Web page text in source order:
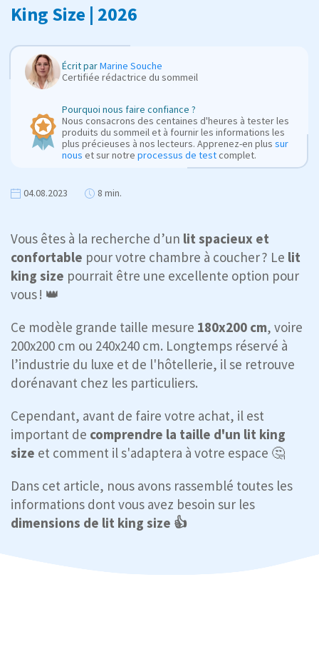
King Size | 2026
Écrit parMarine Souche
Certifiée rédactrice du sommeil
Pourquoi nous faire confiance ?
Nous consacrons des centaines d'heures à tester les
produits du sommeil et à fournir les informations les
plus précieuses à nos lecteurs. Apprenez-en plus sur
nous et sur notre processus de testcomplet.
04.08.2023 8 min.
Vous êtes à la recherche d’un lit spacieux et
confortable pour votre chambre à coucher ? Le lit
king size pourrait être une excellente option pour
vous ! 👑
Ce modèle grande taille mesure 180x200 cm, voire
200x200 cm ou 240x240 cm. Longtemps réservé à
l’industrie du luxe et de l'hôtellerie, il se retrouve
dorénavant chez les particuliers.
Cependant, avant de faire votre achat, il est
important de comprendre la taille d'un lit king
size et comment il s'adaptera à votre espace 🤔
Dans cet article, nous avons rassemblé toutes les
informations dont vous avez besoin sur les
dimensions de lit king size 👍